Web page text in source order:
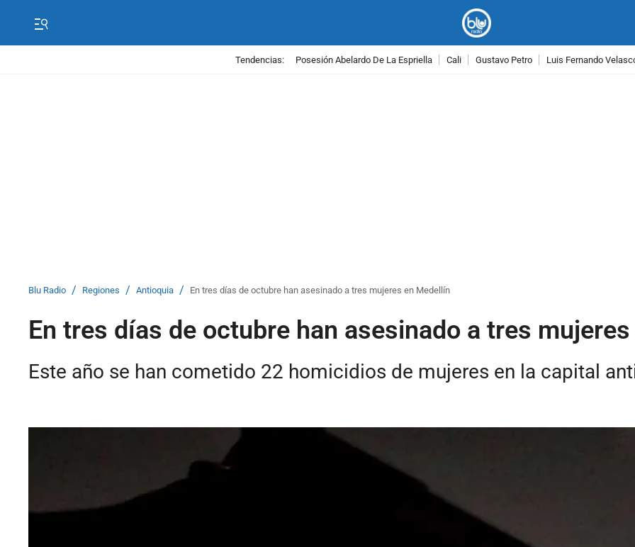
Tendencias: Posesión Abelardo De La Espriella Cali Gustavo Petro Luis Fernando
Blu Radio / Regiones / Antioquia / En tres días de octubre han asesinado a tres mujeres en Medellín
En tres días de octubre han asesinado a tres
Este año se han cometido 22 homicidios de mujeres en la capital